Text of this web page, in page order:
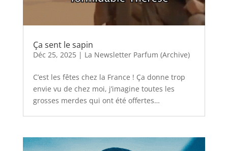
Ça sent le sapin
Déc 25, 2025| La Newsletter Parfum (Archive)
C’est les fêtes chez la France ! Ça donne trop
envie vu de chez moi, j’imagine toutes les
grosses merdes qui ont été offertes…